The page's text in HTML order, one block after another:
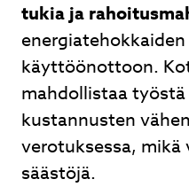
tukia ja
käyttöönottoon.
mahdollistaa
kustannusten
verotuksessa,
säästöjä.